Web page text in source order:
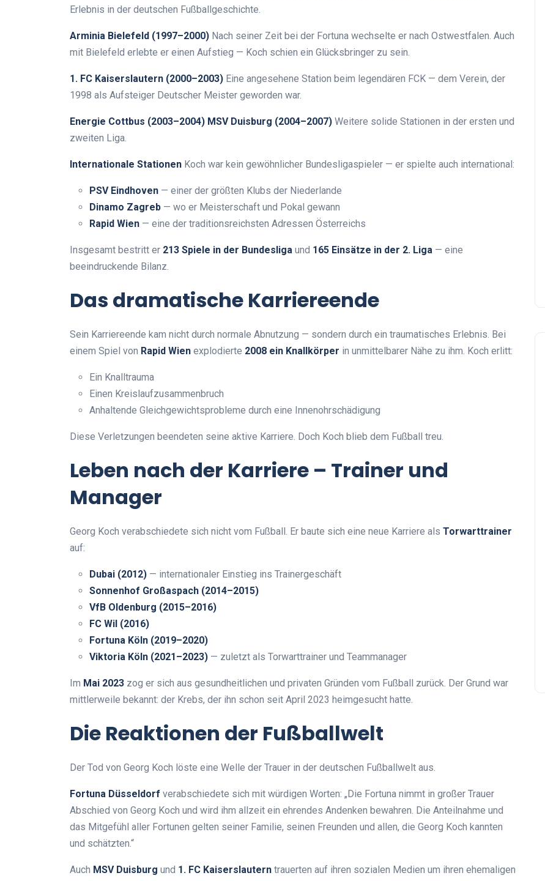
Erlebnis in der deutschen Fußballgeschichte.
Arminia Bielefeld (1997–2000) Nach seiner Zeit bei der Fortuna wechselte er nach Ostwestfalen. Auch
mit Bielefeld erlebte er einen Aufstieg — Koch schien ein Glücksbringer zu sein.
1. FC Kaiserslautern (2000–2003) Eine angesehene Station beim legendären FCK — dem Verein, der
1998 als Aufsteiger Deutscher Meister geworden war.
Energie Cottbus (2003–2004) MSV Duisburg (2004–2007) Weitere solide Stationen in der ersten und
zweiten Liga.
Internationale Stationen Koch war kein gewöhnlicher Bundesligaspieler — er spielte auch international:
PSV Eindhoven — einer der größten Klubs der Niederlande
Dinamo Zagreb — wo er Meisterschaft und Pokal gewann
Rapid Wien — eine der traditionsreichsten Adressen Österreichs
Insgesamt bestritt er 213 Spiele in der Bundesliga und 165 Einsätze in der 2. Liga — eine
beeindruckende Bilanz.
Das dramatische Karriereende
Sein Karriereende kam nicht durch normale Abnutzung — sondern durch ein traumatisches Erlebnis. Bei
einem Spiel von Rapid Wien explodierte 2008 ein Knallkörper in unmittelbarer Nähe zu ihm. Koch erlitt:
Ein Knalltrauma
Einen Kreislaufzusammenbruch
Anhaltende Gleichgewichtsprobleme durch eine Innenohrschädigung
Diese Verletzungen beendeten seine aktive Karriere. Doch Koch blieb dem Fußball treu.
Leben nach der Karriere – Trainer und
Manager
Georg Koch verabschiedete sich nicht vom Fußball. Er baute sich eine neue Karriere als Torwarttrainer
auf:
Dubai (2012) — internationaler Einstieg ins Trainergeschäft
Sonnenhof Großaspach (2014–2015)
VfB Oldenburg (2015–2016)
FC Wil (2016)
Fortuna Köln (2019–2020)
Viktoria Köln (2021–2023) — zuletzt als Torwarttrainer und Teammanager
Im Mai 2023 zog er sich aus gesundheitlichen und privaten Gründen vom Fußball zurück. Der Grund war
mittlerweile bekannt: der Krebs, der ihn schon seit April 2023 heimgesucht hatte.
Die Reaktionen der Fußballwelt
Der Tod von Georg Koch löste eine Welle der Trauer in der deutschen Fußballwelt aus.
Fortuna Düsseldorf verabschiedete sich mit würdigen Worten: „Die Fortuna nimmt in großer Trauer
Abschied von Georg Koch und wird ihm allzeit ein ehrendes Andenken bewahren. Die Anteilnahme und
das Mitgefühl aller Fortunen gelten seiner Familie, seinen Freunden und allen, die Georg Koch kannten
und schätzten.“
Auch MSV Duisburg und 1. FC Kaiserslautern trauerten auf ihren sozialen Medien um ihren ehemaligen